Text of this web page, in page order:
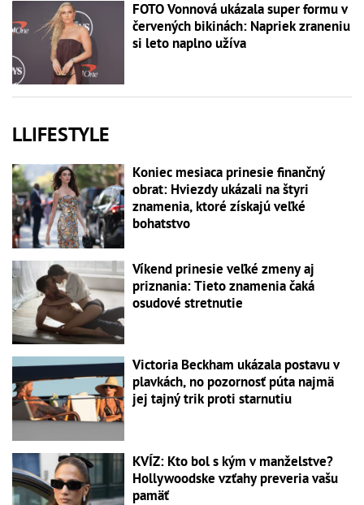
FOTO Vonnová ukázala super formu v
červených bikinách: Napriek zraneniu
si leto naplno užíva
LLIFESTYLE
Koniec mesiaca prinesie finančný
obrat: Hviezdy ukázali na štyri
znamenia, ktoré získajú veľké
bohatstvo
Víkend prinesie veľké zmeny aj
priznania: Tieto znamenia čaká
osudové stretnutie
Victoria Beckham ukázala postavu v
plavkách, no pozornosť púta najmä
jej tajný trik proti starnutiu
KVÍZ: Kto bol s kým v manželstve?
Hollywoodske vzťahy preveria vašu
pamäť